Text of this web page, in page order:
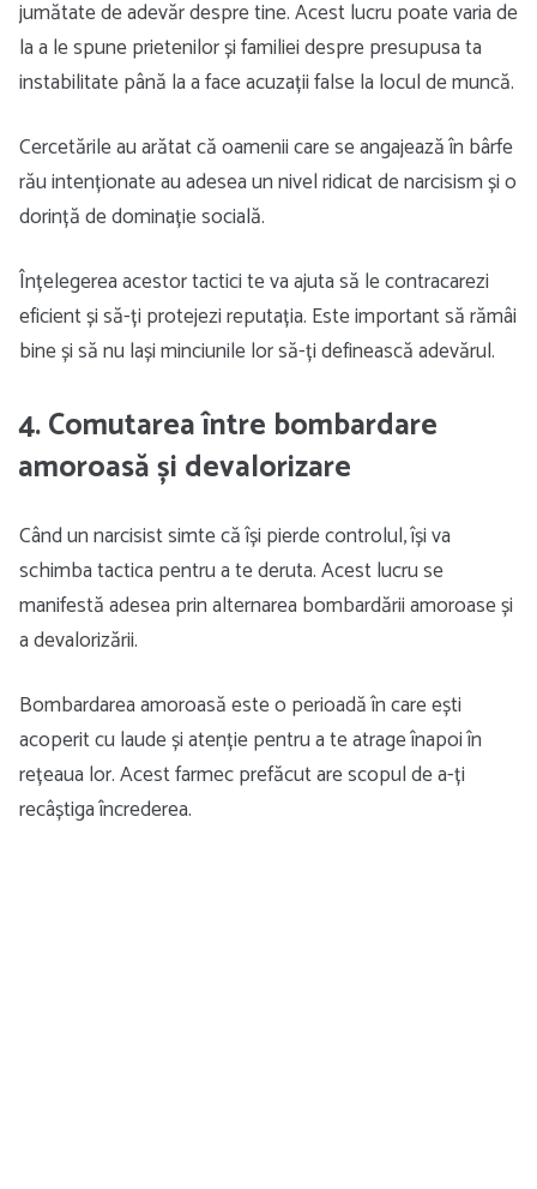
jumătate de adevăr despre tine. Acest lucru poate varia de
la a le spune prietenilor și familiei despre presupusa ta
instabilitate până la a face acuzații false la locul de muncă.
Cercetările au arătat că oamenii care se angajează în bârfe
rău intenționate au adesea un nivel ridicat de narcisism și o
dorință de dominație socială.
Înțelegerea acestor tactici te va ajuta să le contracarezi
eficient și să-ți protejezi reputația. Este important să rămâi
bine și să nu lași minciunile lor să-ți definească adevărul.
4. Comutarea între bombardare
amoroasă și devalorizare
Când un narcisist simte că își pierde controlul, își va
schimba tactica pentru a te deruta. Acest lucru se
manifestă adesea prin alternarea bombardării amoroase și
a devalorizării.
Bombardarea amoroasă este o perioadă în care ești
acoperit cu laude și atenție pentru a te atrage înapoi în
rețeaua lor. Acest farmec prefăcut are scopul de a-ți
recâștiga încrederea.